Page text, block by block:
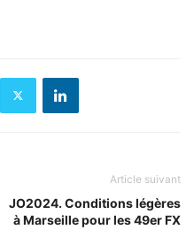
Article suivant
JO2024. Conditions légères
à Marseille pour les 49er FX